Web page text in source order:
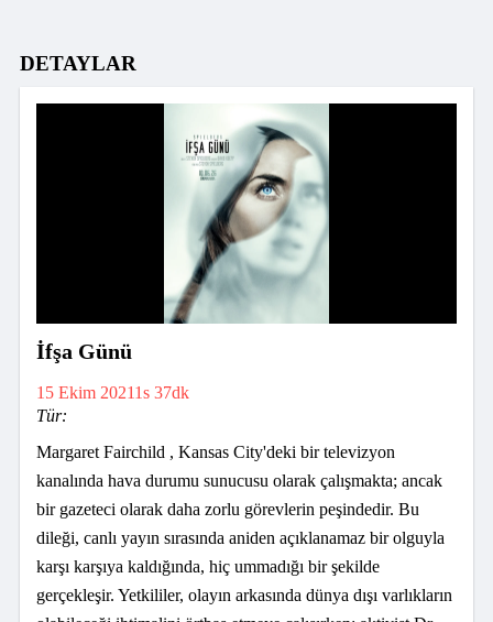
DETAYLAR
İfşa Günü
15 Ekim 20211s 37dk
Tür:
Margaret Fairchild , Kansas City'deki bir televizyon
kanalında hava durumu sunucusu olarak çalışmakta; ancak
bir gazeteci olarak daha zorlu görevlerin peşindedir. Bu
dileği, canlı yayın sırasında aniden açıklanamaz bir olguyla
karşı karşıya kaldığında, hiç ummadığı bir şekilde
gerçekleşir. Yetkililer, olayın arkasında dünya dışı varlıkların